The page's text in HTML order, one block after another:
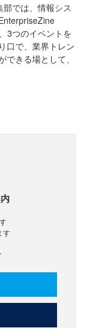
では、情報シス
3つのイベントを
口で、業界トレン
きる場として、
す